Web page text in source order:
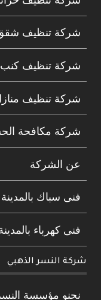
شركة تنظيف شقق
شركة تنظيف كنب
شركة تنظيف منازل
شركة مكافحة
عن الشركة
فنى سباك بالمدينة
فنى كهرباء
شركة النسر الذهبي
نحنو مؤسسة